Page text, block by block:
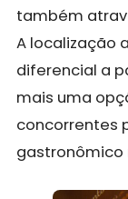
também
A localização
diferencial a
mais uma
concorrentes
gastronômico